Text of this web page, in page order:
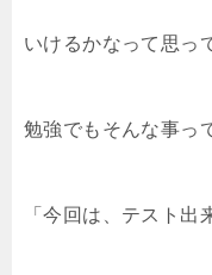
いけるかなって思っ
勉強でもそんな事っ
「今回は、テスト出